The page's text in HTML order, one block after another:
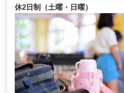
休2日制（土曜・日曜）